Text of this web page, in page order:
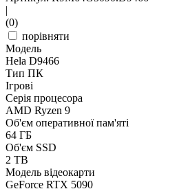
|
(0)
порівняти
Модель
Hela D9466
Тип ПК
Ігрові
Серія процесора
AMD Ryzen 9
Об'єм оперативної пам'яті
64 ГБ
Об'єм SSD
2 TB
Модель відеокарти
GeForce RTX 5090